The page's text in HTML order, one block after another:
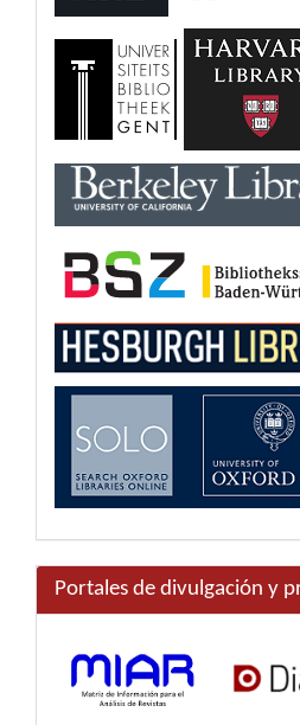
Portales de divulgación y